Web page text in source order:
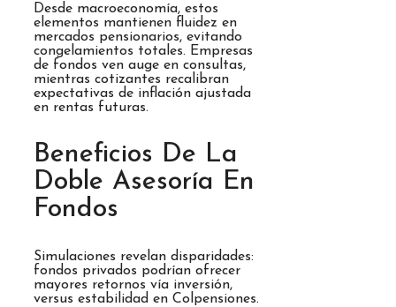
Desde macroeconomía, estos
elementos mantienen fluidez en
mercados pensionarios, evitando
congelamientos totales. Empresas
de fondos ven auge en consultas,
mientras cotizantes recalibran
expectativas de inflación ajustada
en rentas futuras.
Beneficios De La
Doble Asesoría En
Fondos
Simulaciones revelan disparidades:
fondos privados podrían ofrecer
mayores retornos vía inversión,
versus estabilidad en Colpensiones.